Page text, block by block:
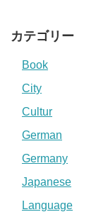
カテゴリー
Book
City
Cultur
German
Germany
Japanese
Language